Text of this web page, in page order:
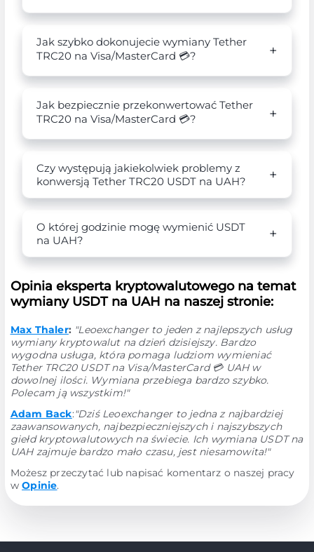
Jak szybko dokonujecie wymiany Tether
TRC20 na Visa/MasterCard 💳?
Jak bezpiecznie przekonwertować Tether
TRC20 na Visa/MasterCard 💳?
Czy występują jakiekolwiek problemy z
konwersją Tether TRC20 USDT na UAH?
O której godzinie mogę wymienić USDT
na UAH?
Opinia eksperta kryptowalutowego na temat
wymiany USDT na UAH na naszej stronie:
Max Thaler: "Leoexchanger to jeden z najlepszych usług
wymiany kryptowalut na dzień dzisiejszy. Bardzo
wygodna usługa, która pomaga ludziom wymieniać
Tether TRC20 USDT na Visa/MasterCard 💳 UAH w
dowolnej ilości. Wymiana przebiega bardzo szybko.
Polecam ją wszystkim!"
Adam Back:"Dziś Leoexchanger to jedna z najbardziej
zaawansowanych, najbezpieczniejszych i najszybszych
giełd kryptowalutowych na świecie. Ich wymiana USDT na
UAH zajmuje bardzo mało czasu, jest niesamowita!"
Możesz przeczytać lub napisać komentarz o naszej pracy
wOpinie.